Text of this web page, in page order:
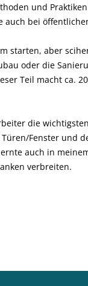
und
bei
starten, aber
oder die
Teil macht ca.
die
Fenster und
auch in
verbreiten.